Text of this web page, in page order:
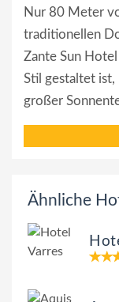
Nur 80 Meter
traditionellen
Zante Sun
Stil gestaltet
großer
Ähnliche